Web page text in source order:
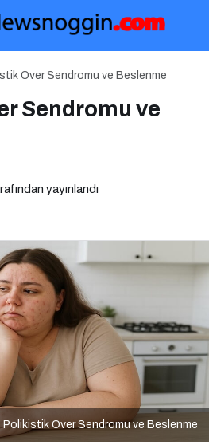
Over Sendromu ve Beslenme
Sendromu ve
yayınlandı
Polikistik Over Sendromu ve Beslenme
Beslenme